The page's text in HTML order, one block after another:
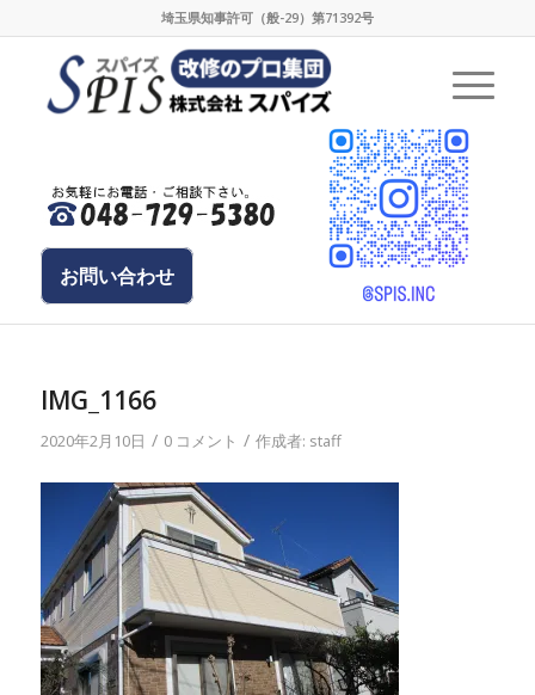
埼玉県知事許可（般-29）第71392号
お問い合わせ
IMG_1166
2020年2月10日 / 0 コメント / 作成者: staff